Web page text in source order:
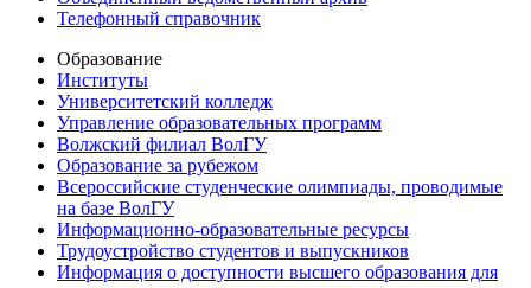
Телефонный справочник
Образование
Институты
Университетский колледж
Управление образовательных программ
Волжский филиал ВолГУ
Образование за рубежом
Всероссийские студенческие олимпиады, проводимые
на базе ВолГУ
Информационно-образовательные ресурсы
Трудоустройство студентов и выпускников
Информация о доступности высшего образования для